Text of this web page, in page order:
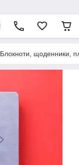
Блокноти, щоденники,